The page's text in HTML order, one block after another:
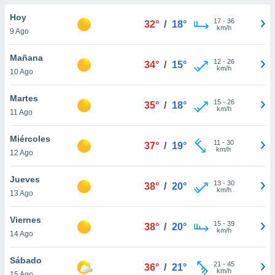
en
y
disponible
cookies
aceptar
Hoy
9 Ago
32° / 18° 17- 36
km/h
Mañana
10 Ago
34° / 15° 12- 26
km/h
Martes
11 Ago
35° / 18° 15- 26
km/h
Miércoles
12 Ago
37° / 19° 11 - 30
km/h
Jueves
13 Ago
38° / 20° 13- 30
km/h
Viernes
14 Ago
38° / 20° 15- 39
km/h
Sábado
36° / 21° 21 - 45
km/h